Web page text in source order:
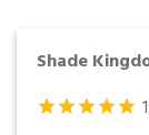
Shade